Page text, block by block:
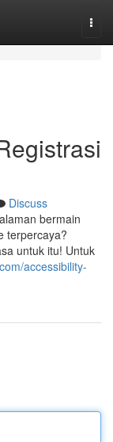
Discuss
bermain
terpercaya?
untuk itu! Untuk
accessibility-